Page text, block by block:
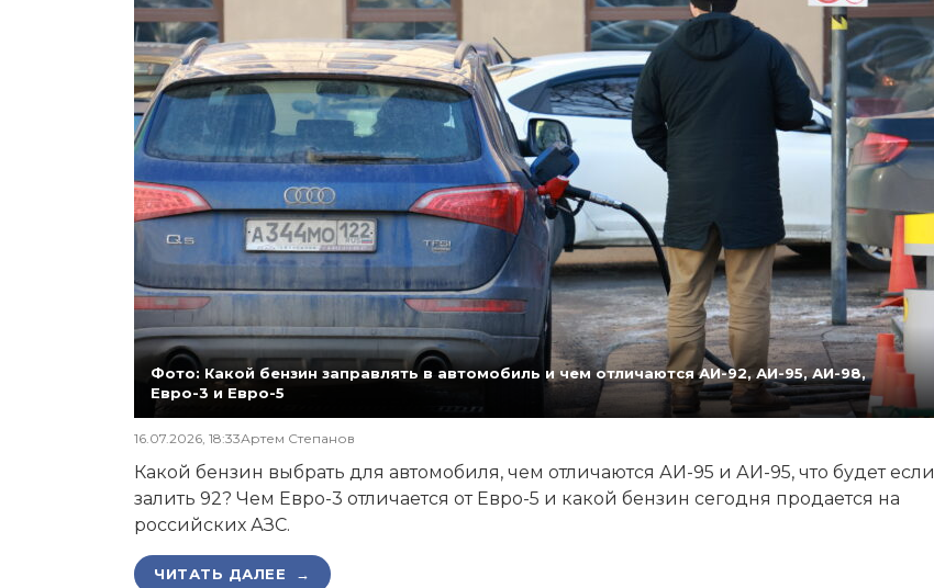
Фото: Какой бензин заправлять в автомобиль и чем отличаются АИ-92, АИ-95, АИ-98,
Евро-3 и Евро-5
16.07.2026, 18:33Артем Степанов
Какой бензин выбрать для автомобиля, чем отличаются АИ-95 и АИ-95, что будет если
залить 92? Чем Евро-3 отличается от Евро-5 и какой бензин сегодня продается на
российских АЗС.
ЧИТАТЬ ДАЛЕЕ →